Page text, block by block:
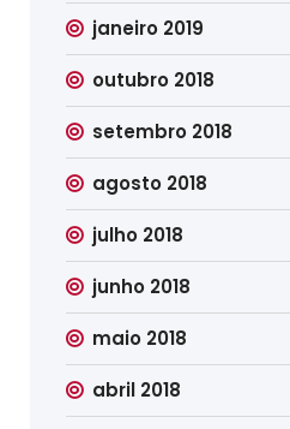
janeiro 2019
outubro 2018
setembro 2018
agosto 2018
julho 2018
junho 2018
maio 2018
abril 2018